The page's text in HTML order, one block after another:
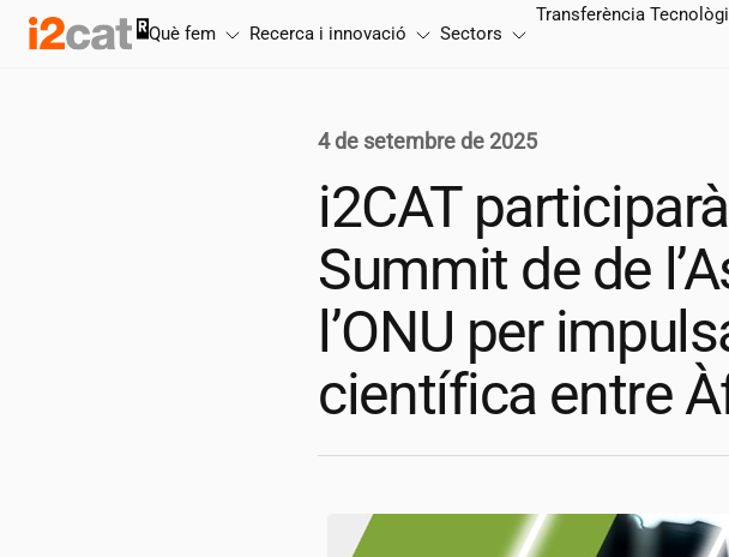
Salta
Què fem Recerca i innovació Sectors
Transferència
4 de setembre de 2025
i2CAT
Summit de de
l’ONU per
científica entre